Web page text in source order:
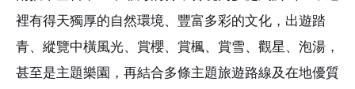
裡有得天獨厚的自然環境、豐富多彩的文化，出遊踏
青、縱覽中橫風光、賞櫻、賞楓、賞雪、觀星、泡湯，
甚至是主題樂園，再結合多條主題旅遊路線及在地優質